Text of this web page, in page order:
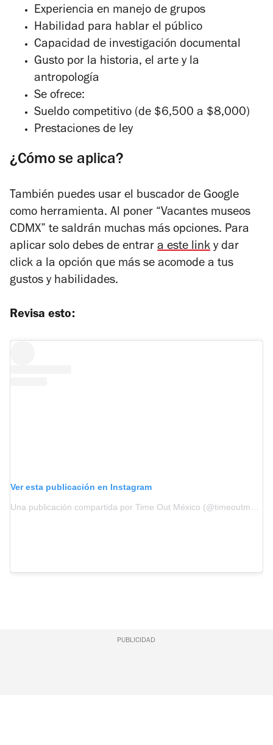
Experiencia en manejo de grupos
Habilidad para hablar el público
Capacidad de investigación documental
Gusto por la historia, el arte y la
antropología
Se ofrece:
Sueldo competitivo (de $6,500 a $8,000)
Prestaciones de ley
¿Cómo se aplica?
También puedes usar el buscador de Google
como herramienta. Al poner “Vacantes museos
CDMX” te saldrán muchas más opciones. Para
aplicar solo debes de entrar a este link y dar
click a la opción que más se acomode a tus
gustos y habilidades.
Revisa esto:
Ver esta publicación en Instagram
PUBLICIDAD